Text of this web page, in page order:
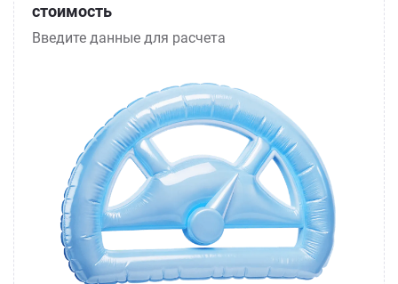
стоимость
Введите данные для расчета